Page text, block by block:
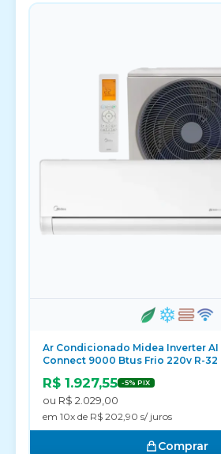
Ar Condicionado Midea Inverter AI
Connect 9000 Btus Frio 220v R-32
R$ 1.927,55 -5% PIX
ou R$ 2.029,00
em 10x de R$ 202,90 s/ juros
Comprar